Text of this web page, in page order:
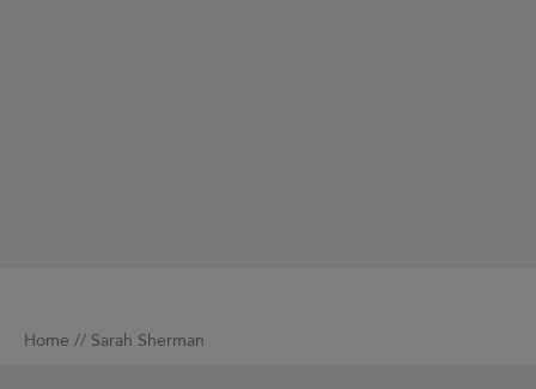
Home // Sarah Sherman